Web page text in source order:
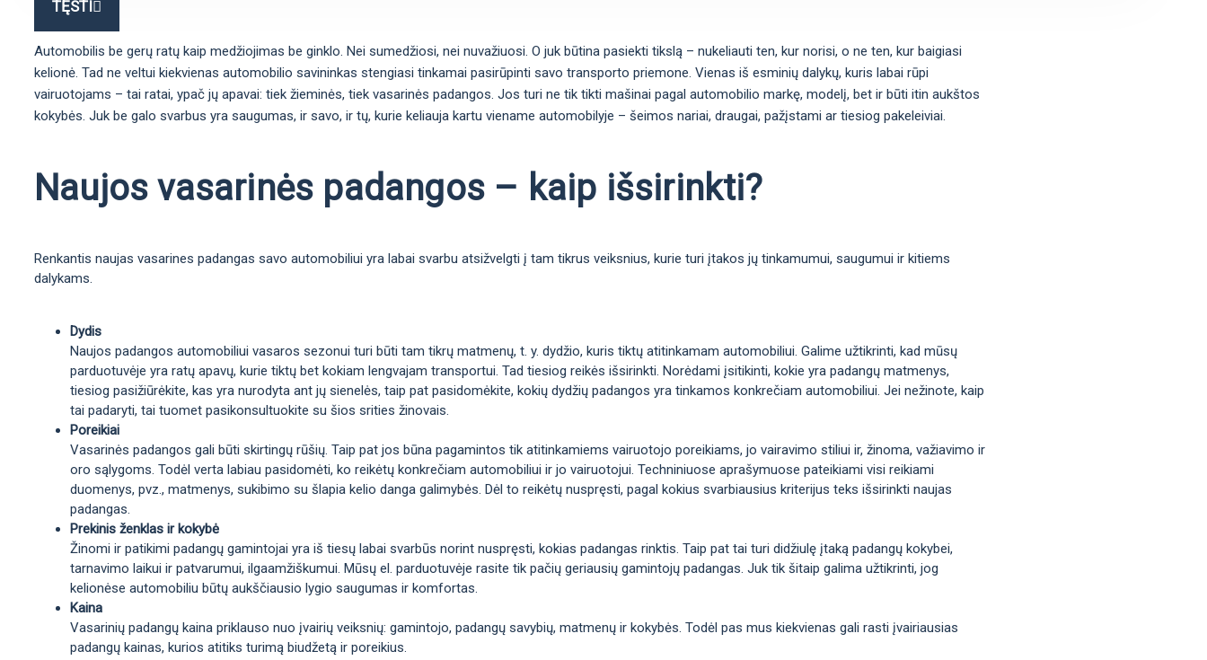
TĘSTI
Automobilis be gerų ratų kaip medžiojimas be ginklo. Nei sumedžiosi, nei nuvažiuosi. O juk būtina pasiekti tikslą – nukeliauti ten, kur norisi, o ne ten, kur baigiasi
kelionė. Tad ne veltui kiekvienas automobilio savininkas stengiasi tinkamai pasirūpinti savo transporto priemone. Vienas iš esminių dalykų, kuris labai rūpi
vairuotojams – tai ratai, ypač jų apavai: tiek žieminės, tiek vasarinės padangos. Jos turi ne tik tikti mašinai pagal automobilio markę, modelį, bet ir būti itin aukštos
kokybės. Juk be galo svarbus yra saugumas, ir savo, ir tų, kurie keliauja kartu viename automobilyje – šeimos nariai, draugai, pažįstami ar tiesiog pakeleiviai.
Naujos vasarinės padangos – kaip išsirinkti?
Renkantis naujas vasarines padangas savo automobiliui yra labai svarbu atsižvelgti į tam tikrus veiksnius, kurie turi įtakos jų tinkamumui, saugumui ir kitiems
dalykams.
Dydis
Naujos padangos automobiliui vasaros sezonui turi būti tam tikrų matmenų, t. y. dydžio, kuris tiktų atitinkamam automobiliui. Galime užtikrinti, kad mūsų
parduotuvėje yra ratų apavų, kurie tiktų bet kokiam lengvajam transportui. Tad tiesiog reikės išsirinkti. Norėdami įsitikinti, kokie yra padangų matmenys,
tiesiog pasižiūrėkite, kas yra nurodyta ant jų sienelės, taip pat pasidomėkite, kokių dydžių padangos yra tinkamos konkrečiam automobiliui. Jei nežinote, kaip
tai padaryti, tai tuomet pasikonsultuokite su šios srities žinovais.
Poreikiai
Vasarinės padangos gali būti skirtingų rūšių. Taip pat jos būna pagamintos tik atitinkamiems vairuotojo poreikiams, jo vairavimo stiliui ir, žinoma, važiavimo ir
oro sąlygoms. Todėl verta labiau pasidomėti, ko reikėtų konkrečiam automobiliui ir jo vairuotojui. Techniniuose aprašymuose pateikiami visi reikiami
duomenys, pvz., matmenys, sukibimo su šlapia kelio danga galimybės. Dėl to reikėtų nuspręsti, pagal kokius svarbiausius kriterijus teks išsirinkti naujas
padangas.
Prekinis ženklas ir kokybė
Žinomi ir patikimi padangų gamintojai yra iš tiesų labai svarbūs norint nuspręsti, kokias padangas rinktis. Taip pat tai turi didžiulę įtaką padangų kokybei,
tarnavimo laikui ir patvarumui, ilgaamžiškumui. Mūsų el. parduotuvėje rasite tik pačių geriausių gamintojų padangas. Juk tik šitaip galima užtikrinti, jog
kelionėse automobiliu būtų aukščiausio lygio saugumas ir komfortas.
Kaina
Vasarinių padangų kaina priklauso nuo įvairių veiksnių: gamintojo, padangų savybių, matmenų ir kokybės. Todėl pas mus kiekvienas gali rasti įvairiausias
padangų kainas, kurios atitiks turimą biudžetą ir poreikius.